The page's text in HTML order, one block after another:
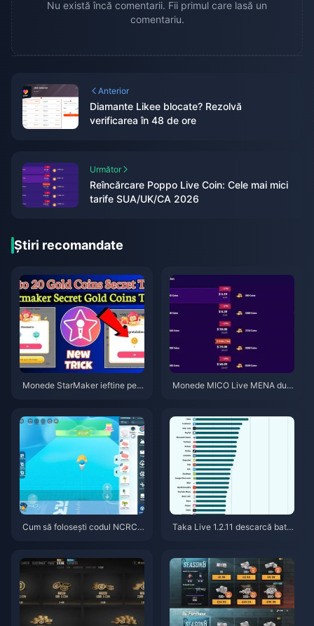
Nu există încă comentarii. Fii primul care lasă un
comentariu.
Anterior
Diamante Likee blocate? Rezolvă
verificarea în 48 de ore
Următor
Reîncărcare Poppo Live Coin: Cele mai mici
tarife SUA/UK/CA 2026
Știri recomandate
Monede StarMaker ieftine pent
Monede MICO Live MENA dup
Cum să folosești codul NCRCK
Taka Live 1.2.11 descarcă bater